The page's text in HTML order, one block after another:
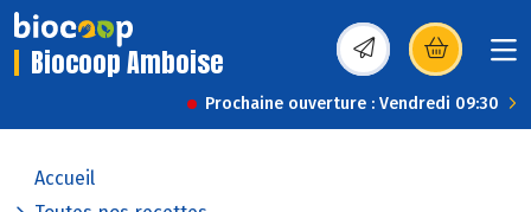
Biocoop Amboise (s’ouvre dans une
Prochaine ouverture : Vendredi 09:30
Accueil